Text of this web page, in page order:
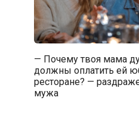
— Почему твоя мама
должны оплатить ей
ресторане? —
мужа